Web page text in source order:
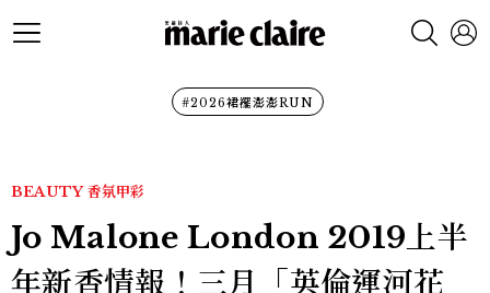
#2026裙襬澎澎RUN
BEAUTY 香氛甲彩
Jo Malone London 2019上半
年新香情報！三月「英倫運河花